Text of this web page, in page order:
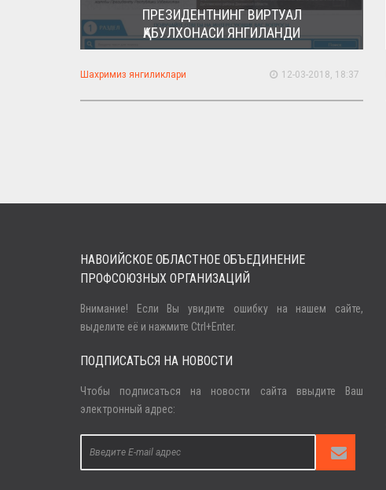
ПРЕЗИДЕНТНИНГ ВИРТУАЛ
ҚАБУЛХОНАСИ ЯНГИЛАНДИ
Шахримиз янгиликлари 12-03-2018, 18:37
Паролни унутдингизми?
НАВОИЙСКОЕ ОБЛАСТНОЕ ОБЪЕДИНЕНИЕ
ПРОФСОЮЗНЫХ ОРГАНИЗАЦИЙ
Внимание! Если Вы увидите ошибку на нашем сайте,
выделите её и нажмите Ctrl+Enter.
ПОДПИСАТЬСЯ НА НОВОСТИ
Чтобы подписаться на новости сайта ввыдите Ваш
электронный адрес: